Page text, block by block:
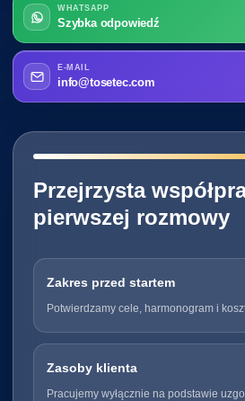
WHATSAPP
Szybka odpowiedź
E-MAIL
info@tosetec.com
━━━━━━━━━━━━━━━━━━━━━━━━━━━━
Przejrzysta
pierwszej rozmowy
Zakres przed startem
Potwierdzamy cele, harmonogram i
Zasoby klienta
Pracujemy wyłącznie na podstawie